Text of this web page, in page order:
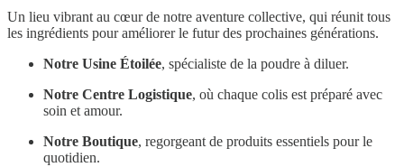
Un lieu vibrant au cœur de notre aventure collective, qui réunit tous
les ingrédients pour améliorer le futur des prochaines générations.
Notre Usine Étoilée, spécialiste de la poudre à diluer.
Notre Centre Logistique, où chaque colis est préparé avec
soin et amour.
Notre Boutique, regorgeant de produits essentiels pour le
quotidien.